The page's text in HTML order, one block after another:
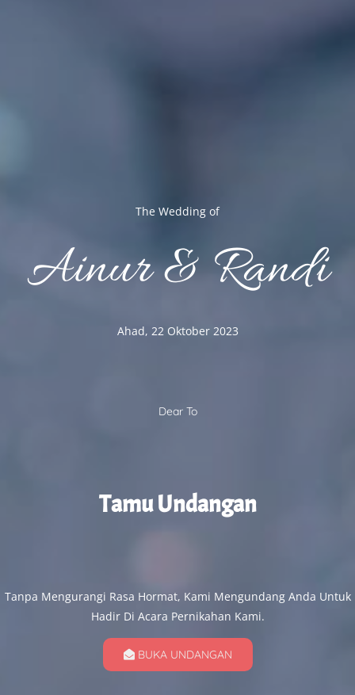
We Invited You
To Celebrate Our Wedding
Ainur
And
Randi
Mangarabombang
Tallo, (Dekat Tanggul)
The Wedding of
Ainur & Randi
Ahad, 22 Oktober 2023
Dear To
Tamu Undangan
Tanpa Mengurangi Rasa Hormat, Kami Mengundang Anda Untuk
Hadir Di Acara Pernikahan Kami.
BUKA UNDANGAN